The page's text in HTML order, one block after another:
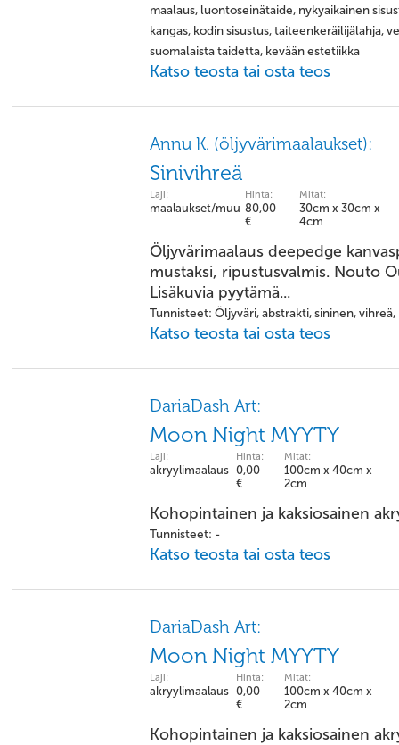
maalaus, luontoseinätaide, nykyaikainen
kangas, kodin sisustus, taiteenkeräilijälahja,
suomalaista taidetta, kevään estetiikka
Katso teosta tai osta teos
Annu K. (öljyvärimaalaukset):
Sinivihreä
Laji:
maalaukset/muu
Hinta:
80,00
€
Mitat:
30cm x 30cm x
4cm
Öljyvärimaalaus deepedge
mustaksi, ripustusvalmis. Nouto
Lisäkuvia pyytämä...
Tunnisteet: Öljyväri, abstrakti, sininen,
Katso teosta tai osta teos
DariaDash Art:
Moon Night MYYTY
Laji:
akryylimaalaus
Hinta:
0,00
€
Mitat:
100cm x 40cm x
2cm
Kohopintainen ja kaksiosainen
Tunnisteet: -
Katso teosta tai osta teos
DariaDash Art:
Moon Night MYYTY
Laji:
akryylimaalaus
Hinta:
0,00
€
Mitat:
100cm x 40cm x
2cm
Kohopintainen ja kaksiosainen